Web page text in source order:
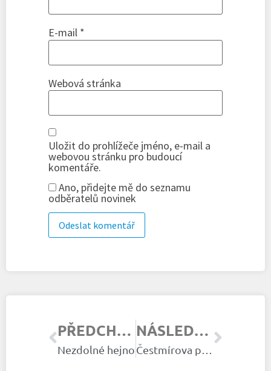
E-mail *
Webová stránka
Uložit do prohlížeče jméno, e-mail a
webovou stránku pro budoucí
komentáře.
Ano, přidejte mě do seznamu
odběratelů novinek
PŘEDCHOZÍ ČLÁNEK
Nezdolné hejno
NÁSLEDUJÍCÍ ČLÁNEK